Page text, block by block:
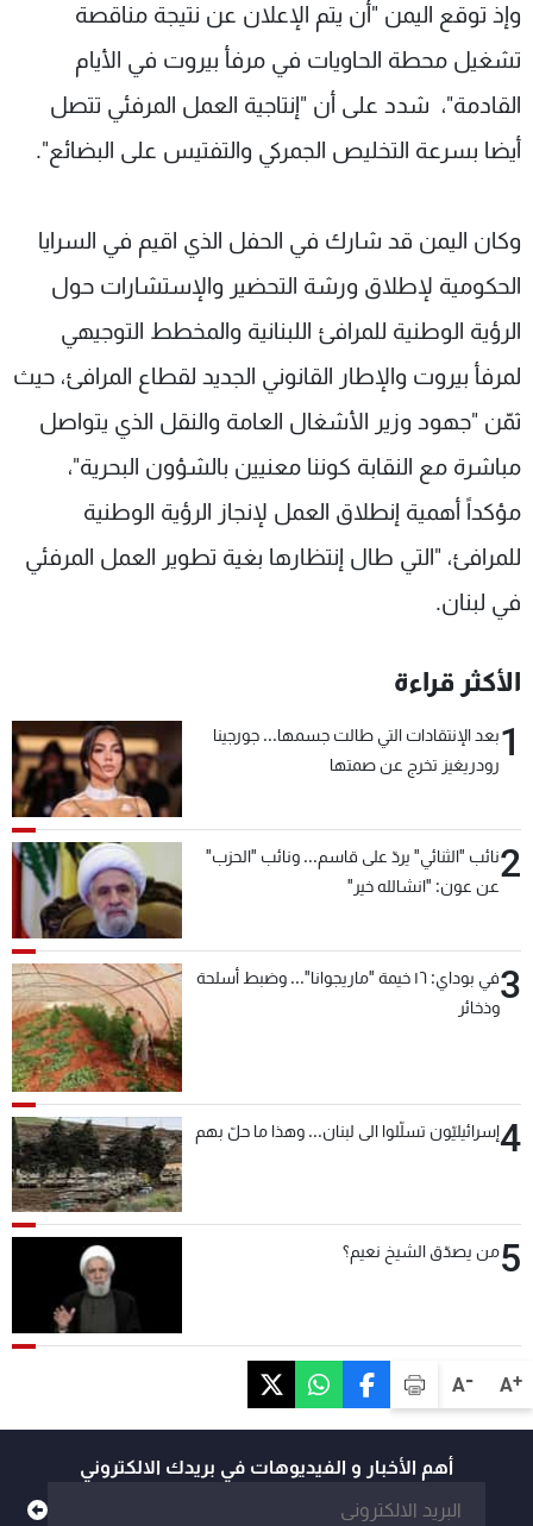
A+
A-
وإذ توقع اليمن "أن يتم الإعلان عن نتيجة مناقصة
تشغيل محطة الحاويات في مرفأ بيروت في الأيام
القادمة"، شدد على أن "إنتاجية العمل المرفئي تتصل
أيضا بسرعة التخليص الجمركي والتفتيس على البضائع".
وكان اليمن قد شارك في الحفل الذي اقيم في السرايا
الحكومية لإطلاق ورشة التحضير والإستشارات حول
الرؤية الوطنية للمرافئ اللبنانية والمخطط التوجيهي
لمرفأ بيروت والإطار القانوني الجديد لقطاع المرافئ، حيث
ثمّن "جهود وزير الأشغال العامة والنقل الذي يتواصل
مباشرة مع النقابة كوننا معنيين بالشؤون البحرية"،
مؤكداً أهمية إنطلاق العمل لإنجاز الرؤية الوطنية
للمرافئ، "التي طال إنتظارها بغية تطوير العمل المرفئي
في لبنان.
الأكثر قراءة
1بعد الإنتقادات التي طالت جسمها... جورجينا
رودريغيز تخرج عن صمتها
2نائب "الثنائي" يردّ على قاسم... ونائب "الحزب"
عن عون: "انشالله خير"
3
في بوداي: ١٦ خيمة "ماريجوانا"... وضبط أسلحة
وذخائر
4إسرائيليّون تسلّلوا الى لبنان... وهذا ما حلّ بهم
5من يصدّق الشيخ نعيم؟
أهم الأخبار و الفيديوهات في بريدك الالكتروني